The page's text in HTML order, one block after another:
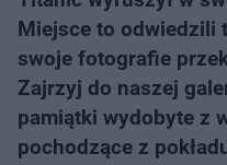
Miejsce to odwiedzili
swoje fotografie
Zajrzyj do naszej
pamiątki wydobyte z
pochodzące z